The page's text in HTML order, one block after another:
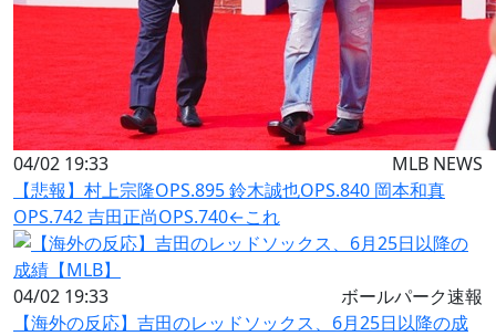
04/02 19:33
MLB NEWS
【悲報】村上宗隆OPS.895 鈴木誠也OPS.840 岡本和真
OPS.742 吉田正尚OPS.740←これ
04/02 19:33
ボールパーク速報
【海外の反応】吉田のレッドソックス、6月25日以降の成